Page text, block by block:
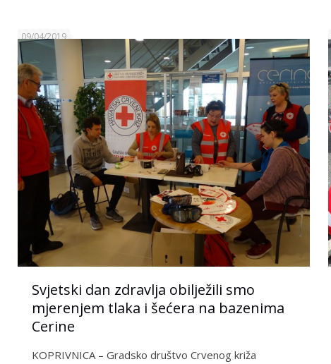
09/04/2019
Svjetski dan zdravlja obilježili smo
mjerenjem tlaka i šećera na bazenima
Cerine
KOPRIVNICA – Gradsko društvo Crvenog križa